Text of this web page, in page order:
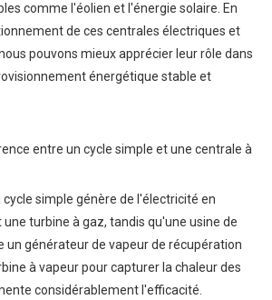
comme l'éolien et l'énergie solaire. En
de ces centrales électriques et
pouvons mieux apprécier leur rôle dans
énergétique stable et
entre un cycle simple et une centrale à
simple génère de l'électricité en
turbine à gaz, tandis qu'une usine de
un générateur de vapeur de récupération
à vapeur pour capturer la chaleur des
considérablement l'efficacité.